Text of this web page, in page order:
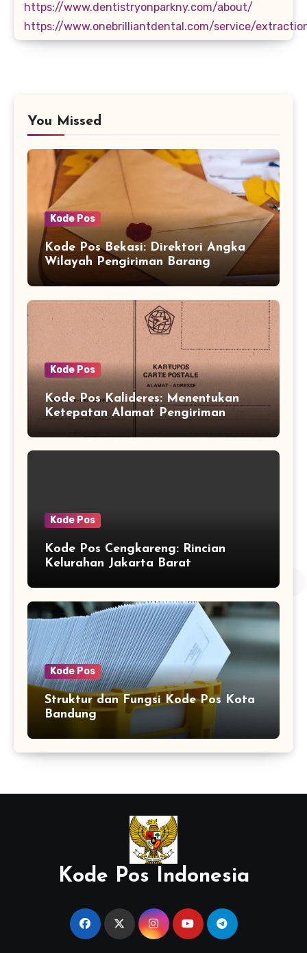
https://www.dentistryonparkny.com/about/
https://www.onebrilliantdental.com/service/
You Missed
Kode Pos
Kode Pos Bekasi: Direktori Angka
Wilayah Pengiriman Barang
Kode Pos
Kode Pos Kalideres: Menentukan
Ketepatan Alamat Pengiriman
Kode Pos
Kode Pos Cengkareng: Rincian
Kelurahan Jakarta Barat
Kode Pos
Struktur dan Fungsi Kode Pos Kota
Bandung
Kode Pos Indonesia